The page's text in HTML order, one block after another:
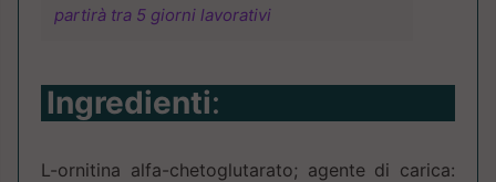
partirà tra 5 giorni lavorativi
Ingredienti:
L-ornitina alfa-chetoglutarato; agente di carica: